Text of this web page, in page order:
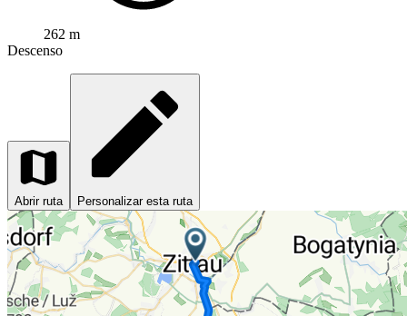
262 m
Descenso
Abrir ruta Personalizar esta ruta